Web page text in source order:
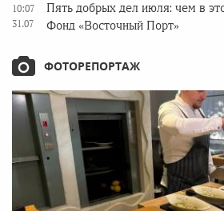
10:07
31.07
Пять добрых дел июля: чем в
Фонд «Восточный Порт»
ФОТОРЕПОРТАЖ